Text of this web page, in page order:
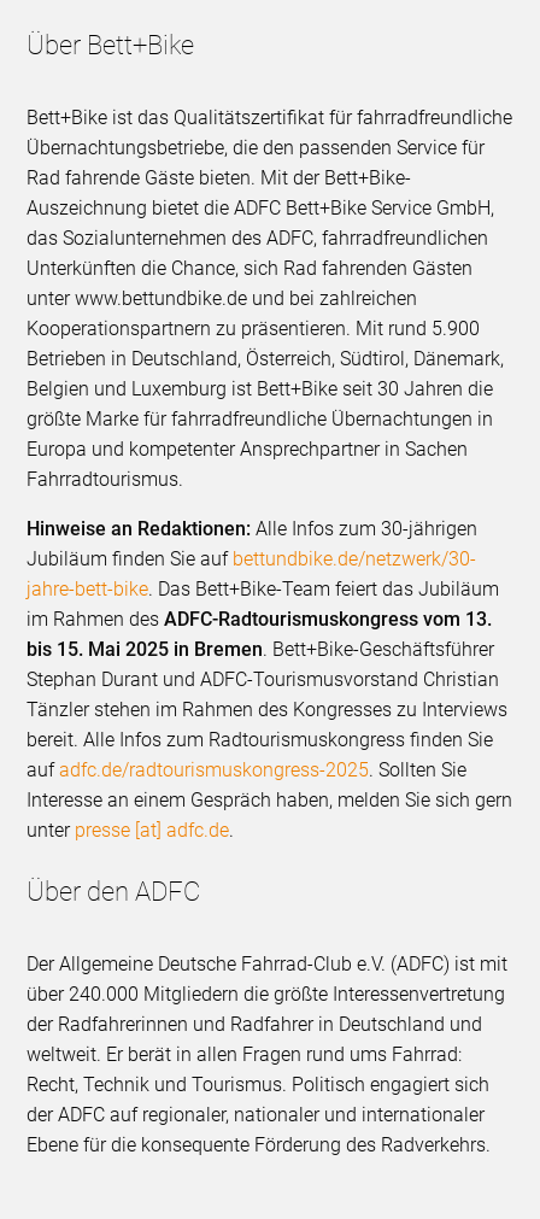
Über Bett+Bike
Bett+Bike ist das Qualitätszertifikat für fahrradfreundliche
Übernachtungsbetriebe, die den passenden Service für
Rad fahrende Gäste bieten. Mit der Bett+Bike-
Auszeichnung bietet die ADFC Bett+Bike Service GmbH,
das Sozialunternehmen des ADFC, fahrradfreundlichen
Unterkünften die Chance, sich Rad fahrenden Gästen
unter www.bettundbike.de und bei zahlreichen
Kooperationspartnern zu präsentieren. Mit rund 5.900
Betrieben in Deutschland, Österreich, Südtirol, Dänemark,
Belgien und Luxemburg ist Bett+Bike seit 30 Jahren die
größte Marke für fahrradfreundliche Übernachtungen in
Europa und kompetenter Ansprechpartner in Sachen
Fahrradtourismus.
Hinweise an Redaktionen: Alle Infos zum 30-jährigen
Jubiläum finden Sie auf bettundbike.de/netzwerk/30-
jahre-bett-bike. Das Bett+Bike-Team feiert das Jubiläum
im Rahmen desADFC-Radtourismuskongress vom 13.
bis 15. Mai 2025 in Bremen. Bett+Bike-Geschäftsführer
Stephan Durant und ADFC-Tourismusvorstand Christian
Tänzler stehen im Rahmen des Kongresses zu Interviews
bereit. Alle Infos zum Radtourismuskongress finden Sie
aufadfc.de/radtourismuskongress-2025. Sollten Sie
Interesse an einem Gespräch haben, melden Sie sich gern
unter presse [at] adfc.de.
Über den ADFC
Der Allgemeine Deutsche Fahrrad-Club e.V. (ADFC) ist mit
über 240.000 Mitgliedern die größte Interessenvertretung
der Radfahrerinnen und Radfahrer in Deutschland und
weltweit. Er berät in allen Fragen rund ums Fahrrad:
Recht, Technik und Tourismus. Politisch engagiert sich
der ADFC auf regionaler, nationaler und internationaler
Ebene für die konsequente Förderung des Radverkehrs.